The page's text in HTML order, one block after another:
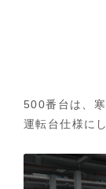
500番台は、
運転台仕様に